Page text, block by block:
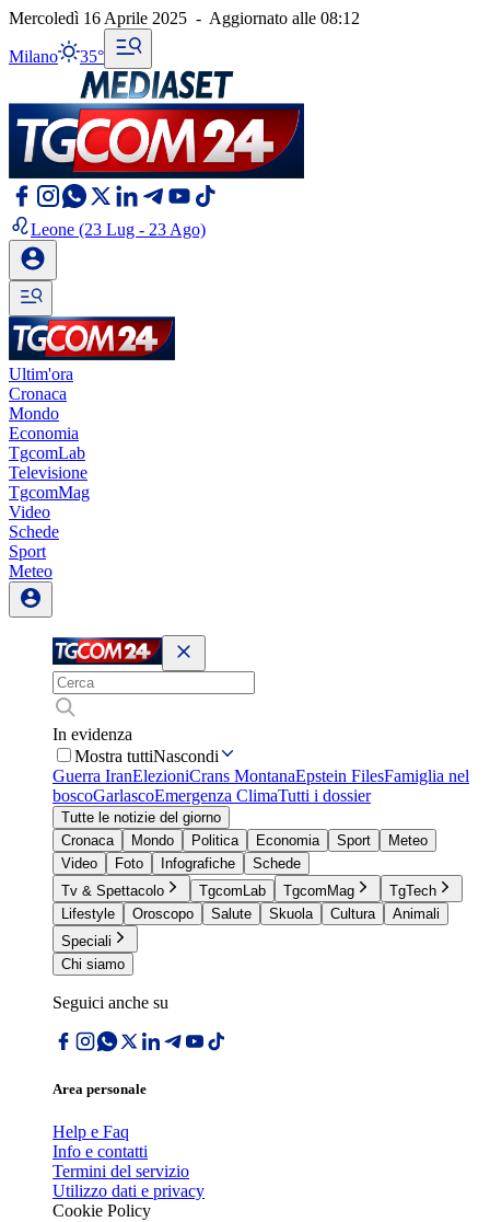
Mercoledì 16 Aprile 2025 - Aggiornato alle 08:12
Milano 35°
Leone (23 Lug - 23 Ago)
Ultim'ora
Cronaca
Mondo
Economia
TgcomLab
Televisione
TgcomMag
Video
Schede
Sport
Meteo
In evidenza
Mostra tuttiNascondi
Guerra IranElezioniCrans MontanaEpstein FilesFamiglia nel
boscoGarlascoEmergenza ClimaTutti i dossier
Tutte le notizie del giorno
Cronaca
Mondo Politica Economia Sport
Meteo
Video
Foto Infografiche
Schede
Tv & Spettacolo
TgcomLab TgcomMag
TgTech
Lifestyle
Oroscopo Salute Skuola Cultura
Animali
Speciali
Chi siamo
Seguici anche su
Area personale
Help e Faq
Info e contatti
Termini del servizio
Utilizzo dati e privacy
Cookie Policy